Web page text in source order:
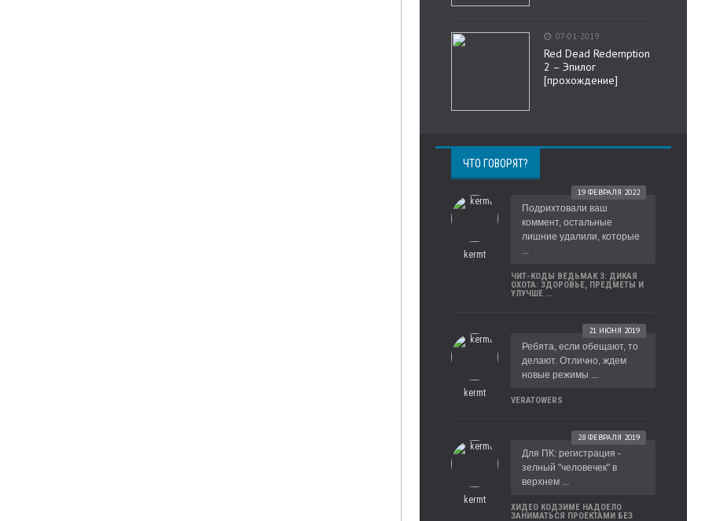
07-01-2019
Red Dead Redemption
2 – Эпилог
[прохождение]
ЧТО ГОВОРЯТ?
kermt
19 ФЕВРАЛЯ 2022
Подрихтовали ваш
коммент, остальные
лишние удалили, которые
...
ЧИТ-КОДЫ ВЕДЬМАК 3: ДИКАЯ
ОХОТА: ЗДОРОВЬЕ, ПРЕДМЕТЫ И
УЛУЧШЕ ...
kermt
21 ИЮНЯ 2019
Ребята, если обещают, то
делают. Отлично, ждем
новые режимы ...
VERATOWERS
kermt
28 ФЕВРАЛЯ 2019
Для ПК: регистрация -
зелный "человечек" в
верхнем ...
ХИДЕО КОДЗИМЕ НАДОЕЛО
ЗАНИМАТЬСЯ ПРОЕКТАМИ БЕЗ